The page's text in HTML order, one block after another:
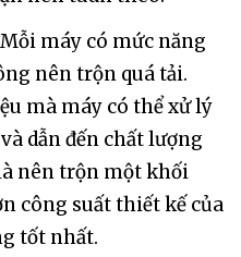
máy có mức năng
nên trộn quá tải.
mà máy có thể xử lý
dẫn đến chất lượng
nên trộn một khối
công suất thiết kế của
tốt nhất.